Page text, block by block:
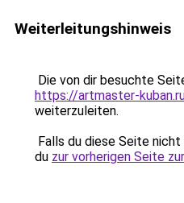
Weiterleitungshinweis
Die von dir besuchte
https://artmaster-
weiterzuleiten.
Falls du diese Seite
du zur vorherigen Seite